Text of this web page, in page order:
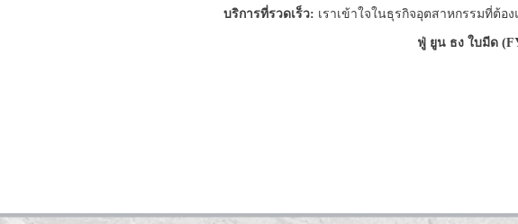
บริการที่รวดเร็ว: เราเข้าใจในธุรกิจอุตสาหกรรมที่ต้อ
ฟู่ ยูน ธง ใบมีด